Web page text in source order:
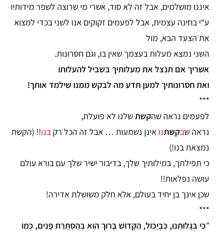
איננו מושלמים, אבל זה לא סוד, אשרי מי שרוצה לשפר מידותיו
ע“י בחינה עצמית, אבל לפעמים זקוקים אנו לשני בכדי למצוא
את הצעד הבא, מול
השני נמצא מעלות בעצמך שאין בו, וגם חסרונות.
אשריך אם תנצל את מעלותיך בשביל להעלותו
ואת חסרונותיך למען תדע מה לבקש ממנו שילמד אותך!
***
לפעמים נראה שהקשתשלנו לא פועלת,
נראה שבקשתנו אינן נשמעות … אבל זה הכל רק בנו!! (הקשת
נמצאת בנו!)
כי תפילתך, במילותיך שלך, בדיבור ישיר שלך עם בורא עולם
עושה נפלאות!!
שכן אינך בן יחיד בעולם, אלא חלק משושלת אדירה!
***
”כִּי בְּגָלוּתֵנוּ, כִּבְיָכוֹל, הַקָּדוֹשׁ בָּרוּךְ הוּא בְּהַסְתָּרַת פָּנִים, כְּמוֹ